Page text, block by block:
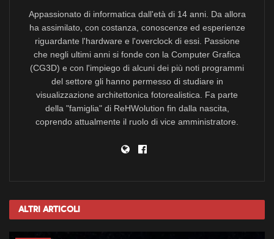
Appassionato di informatica dall'età di 14 anni. Da allora
ha assimilato, con costanza, conoscenze ed esperienze
riguardante l'hardware e l'overclock di essi. Passione
che negli ultimi anni si fonde con la Computer Grafica
(CG3D) e con l'impiego di alcuni dei più noti programmi
del settore gli hanno permesso di studiare in
visualizzazione architettonica fotorealistica. Fa parte
della "famiglia" di ReHWolution fin dalla nascita,
coprendo attualmente il ruolo di vice amministratore.
Altri Articoli